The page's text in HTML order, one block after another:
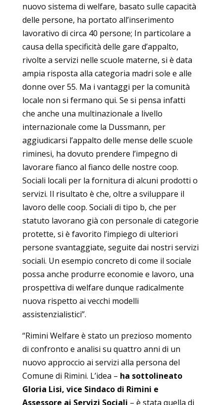
nuovo sistema di welfare, basato sulle capacità
delle persone, ha portato all’inserimento
lavorativo di circa 40 persone; In particolare a
causa della specificità delle gare d’appalto,
rivolte a servizi nelle scuole materne, si è data
ampia risposta alla categoria madri sole e alle
donne over 55. Ma i vantaggi per la comunità
locale non si fermano qui. Se si pensa infatti
che anche una multinazionale a livello
internazionale come la Dussmann, per
aggiudicarsi l’appalto delle mense delle scuole
riminesi, ha dovuto prendere l’impegno di
lavorare fianco al fianco delle nostre coop.
Sociali locali per la fornitura di alcuni prodotti o
servizi. Il risultato è che, oltre a sviluppare il
lavoro delle coop. Sociali di tipo b, che per
statuto lavorano già con personale di categorie
protette, si è favorito l’impiego di ulteriori
persone svantaggiate, seguite dai nostri servizi
sociali. Un esempio concreto di come il sociale
possa anche produrre economie e lavoro, una
prospettiva di welfare dunque radicalmente
nuova rispetto ai vecchi modelli
assistenzialistici”.
“Rimini Welfare è stato un prezioso momento
di confronto e analisi su quattro anni di un
nuovo approccio ai servizi alla persona del
Comune di Rimini. L’idea – ha sottolineato
Gloria Lisi, vice Sindaco di Rimini e
Assessore ai Servizi Sociali – è stata quella di